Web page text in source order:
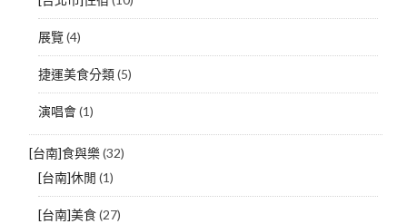
展覽(4)
捷運美食分類(5)
演唱會(1)
[台南]食與樂(32)
[台南]休閒 (1)
[台南]美食(27)